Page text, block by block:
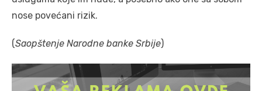
nose povećani rizik.
(Saopštenje Narodne banke Srbije)